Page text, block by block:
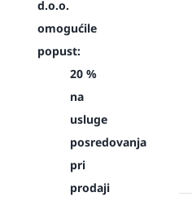
d.o.o.
omogućile
popust:
20 %
na
usluge
posredovanja
pri
prodaji